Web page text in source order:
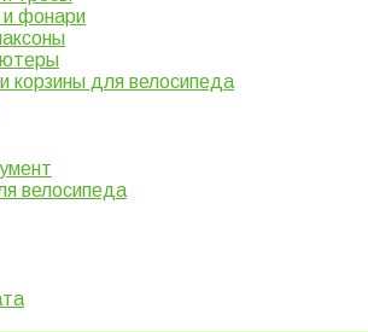
фонари
корзины для велосипеда
велосипеда